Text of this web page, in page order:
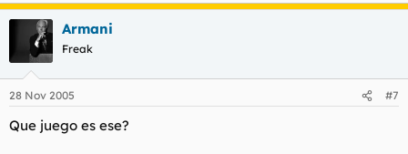
Armani
Freak
28 Nov 2005 #7
Que juego es ese?